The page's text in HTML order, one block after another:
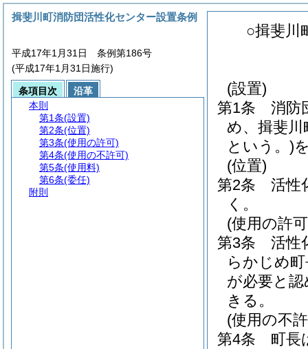
○揖斐川
(設置)
第1条
消防
め、揖斐
という。)
(位置)
第2条
活性
く。
(使用の許
第3条
活性
らかじめ
が必要と
きる。
(使用の不
第4条
町長
揖斐川町消防団活性化センター設置条例
平成17年1月31日 条例第186号
(平成17年1月31日施行)
条項目次
沿革
本則
第1条(設置)
第2条(位置)
第3条(使用の許可)
第4条(使用の不許可)
第5条(使用料)
第6条(委任)
附則